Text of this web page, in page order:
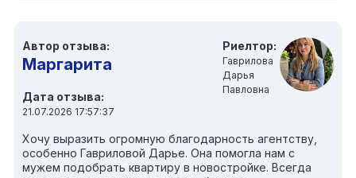
Автор отзыва:
Маргарита
Дата отзыва:
21.07.2026 17:57:37
Риелтор:
Гаврилова
Дарья
Павловна
Хочу выразить огромную благодарность агентству,
особенно Гавриловой Дарье. Она помогла нам с
мужем подобрать квартиру в новостройке. Всегда